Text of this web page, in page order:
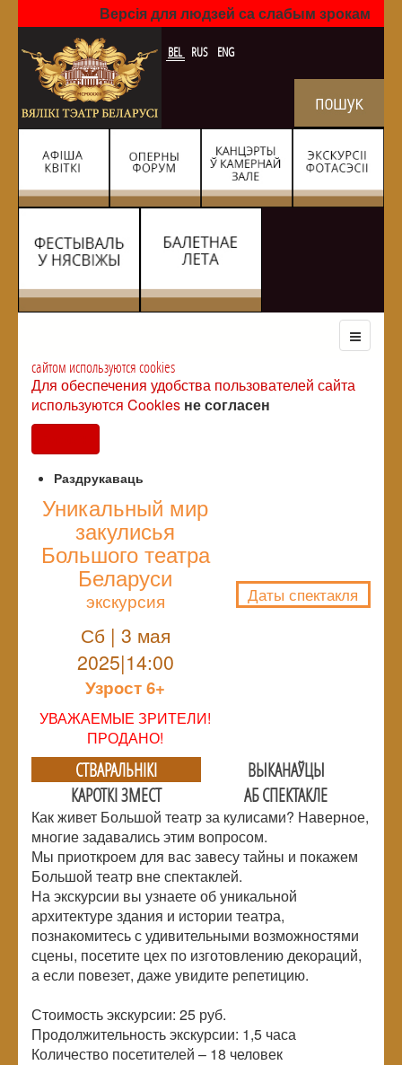
Версія для людзей са слабым зрокам
BEL RUS ENG
сайтом используются cookies
Для обеспечения удобства пользователей сайта
используются Cookies не согласен
Раздрукаваць
Уникальный мир
закулисья
Большого театра
Беларуси
экскурсия
Сб | 3 мая
2025|14:00
Узрoст 6+
УВАЖАЕМЫЕ ЗРИТЕЛИ!
ПРОДАНО!
Даты спектакля
СТВАРАЛЬНIКI
ВЫКАНАЎЦЫ
КАРОТКІ ЗМЕСТ
АБ СПЕКТАКЛЕ
Как живет Большой театр за кулисами? Наверное,
многие задавались этим вопросом.
Мы приоткроем для вас завесу тайны и покажем
Большой театр вне спектаклей.
На экскурсии вы узнаете об уникальной
архитектуре здания и истории театра,
познакомитесь с удивительными возможностями
сцены, посетите цех по изготовлению декораций,
а если повезет, даже увидите репетицию.
Стоимость экскурсии: 25 руб.
Продолжительность экскурсии: 1,5 часа
Количество посетителей – 18 человек